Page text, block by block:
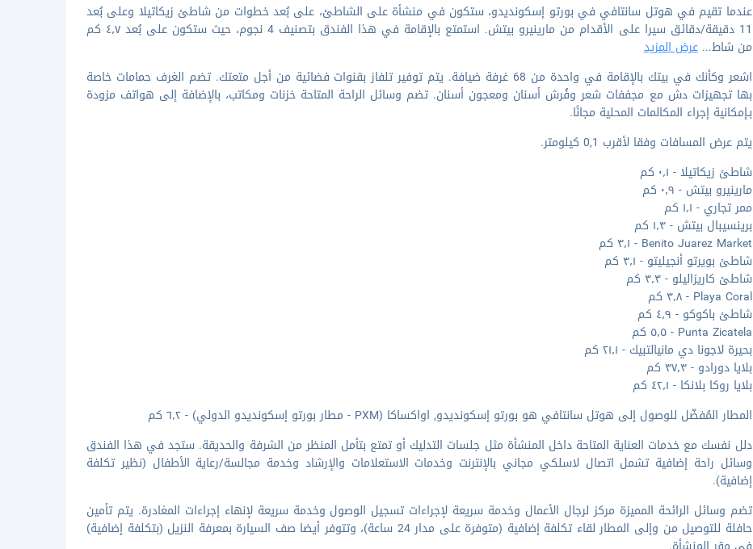
عندما تقيم في هوتل سانتافي في بورتو إسكونديدو، ستكون في منشأة على الشاطئ، على بُعد خطوات من شاطئ زيكاتيلا وعلى بُعد
11 دقيقة/دقائق سيرا على الأقدام من مارينيرو بيتش. استمتع بالإقامة في هذا الفندق بتصنيف 4 نجوم، حيث ستكون على بُعد ٤٫٧ كم
من شاط...عرض المزيد
اشعر وكأنك في بيتك بالإقامة في واحدة من 68 غرفة ضيافة. يتم توفير تلفاز بقنوات فضائية من أجل متعتك. تضم الغرف حمامات خاصة
بها تجهيزات دش مع مجففات شعر وفُرش أسنان ومعجون أسنان. تضم وسائل الراحة المتاحة خزنات ومكاتب، بالإضافة إلى هواتف مزودة
بـإمكانية إجراء المكالمات المحلية مجانًا.
يتم عرض المسافات وفقا لأقرب 0,1 كيلومتر.
شاطئ زيكاتيلا - ٠٫١ كم
مارينيرو بيتش - ٠٫٩ كم
ممر تجاري - ١٫١ كم
برينسيبال بيتش - ١٫٣ كم
Benito Juarez Market - ٣٫١ كم
شاطئ بويرتو أنجيليتو - ٣٫١ كم
شاطئ كاريزاليلو - ٣٫٣ كم
Playa Coral - ٣٫٨ كم
شاطئ باكوكو - ٤٫٩ كم
Punta Zicatela - ٥٫٥ كم
بحيرة لاجونا دي مانيالتبيك - ٢١٫١ كم
بلايا دورادو - ٣٧٫٣ كم
بلايا روكا بلانكا - ٤٢٫١ كم
المطار المُفضّل للوصول إلى هوتل سانتافي هو بورتو إسكونديدو, اواكساكا (PXM - مطار بورتو إسكونديدو الدولي) - ٦٫٢ كم
دلل نفسك مع خدمات العناية المتاحة داخل المنشأة مثل جلسات التدليك أو تمتع بتأمل المنظر من الشرفة والحديقة. ستجد في هذا الفندق
وسائل راحة إضافية تشمل اتصال لاسلكي مجاني بالإنترنت وخدمات الاستعلامات والإرشاد وخدمة مجالسة/رعاية الأطفال (نظير تكلفة
إضافية).
تضم وسائل الرائحة المميزة مركز لرجال الأعمال وخدمة سريعة لإجراءات تسجيل الوصول وخدمة سريعة لإنهاء إجراءات المغادرة. يتم تأمين
حافلة للتوصيل من وإلى المطار لقاء تكلفة إضافية (متوفرة على مدار 24 ساعة)، وتتوفر أيضا صف السيارة بمعرفة النزيل (بتكلفة إضافية)